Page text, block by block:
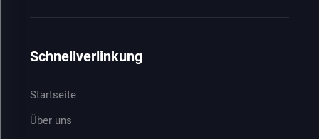
Schnellverlinkung
Startseite
Über uns